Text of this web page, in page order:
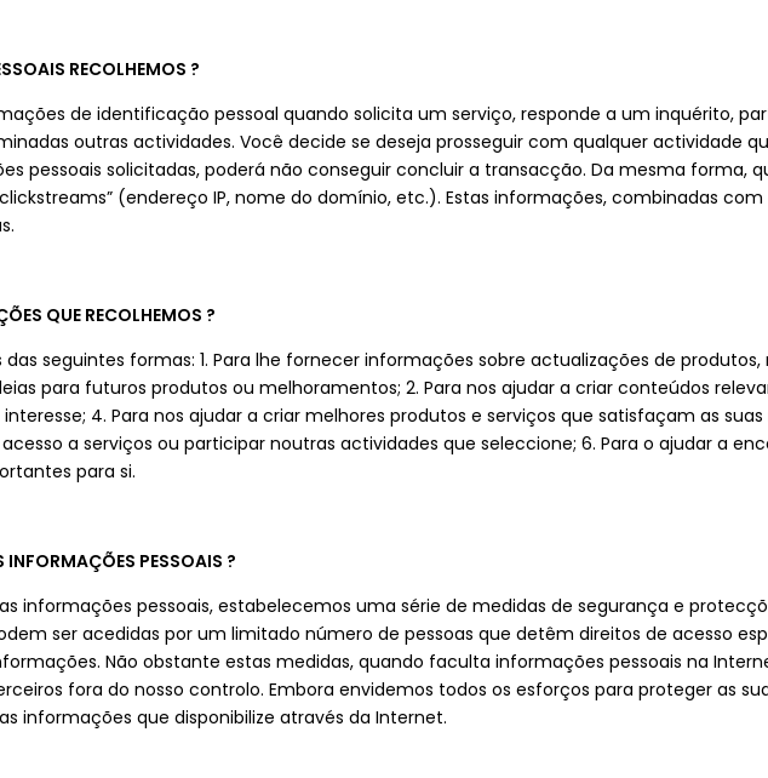
RECOLHEMOS ?
de identificação pessoal quando solicita um serviço, responde a um inquérito,
outras actividades. Você decide se deseja prosseguir com qualquer actividade
pessoais solicitadas, poderá não conseguir concluir a transacção. Da mesma forma,
(endereço IP, nome do domínio, etc.). Estas informações, combinadas
QUE RECOLHEMOS ?
seguintes formas: 1. Para lhe fornecer informações sobre actualizações de
para futuros produtos ou melhoramentos; 2. Para nos ajudar a criar conteúdos
4. Para nos ajudar a criar melhores produtos e serviços que satisfaçam as
a serviços ou participar noutras actividades que seleccione; 6. Para o ajudar a
para si.
PESSOAIS ?
informações pessoais, estabelecemos uma série de medidas de segurança e
ser acedidas por um limitado número de pessoas que detêm direitos de acesso
Não obstante estas medidas, quando faculta informações pessoais na
fora do nosso controlo. Embora envidemos todos os esforços para proteger as
informações que disponibilize através da Internet.